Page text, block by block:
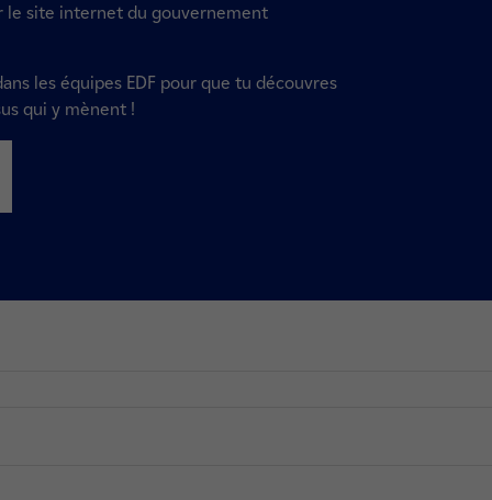
le site internet du gouvernement
les équipes EDF pour que tu découvres
qui y mènent !